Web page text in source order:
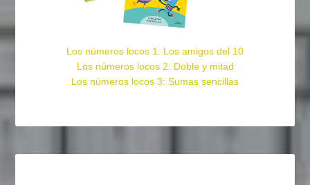
Los números locos 1: Los amigos del 10
Los números locos 2: Doble y mitad
Los números locos 3: Sumas sencillas